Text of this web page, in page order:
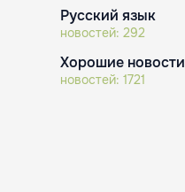
Русский язык
новостей: 292
Хорошие новости
новостей: 1721